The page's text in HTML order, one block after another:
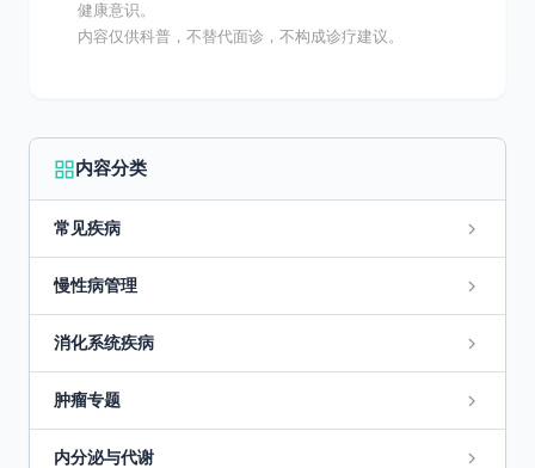
健康意识。
内容仅供科普，不替代面诊，不构成诊疗建议。
内容分类
常见疾病
慢性病管理
消化系统疾病
肿瘤专题
内分泌与代谢